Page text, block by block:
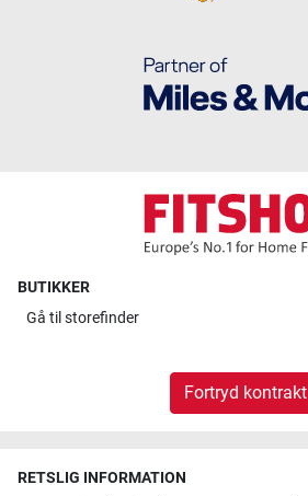
BUTIKKER
Gå til storefinder
Fortryd kontrakt
RETSLIG INFORMATION